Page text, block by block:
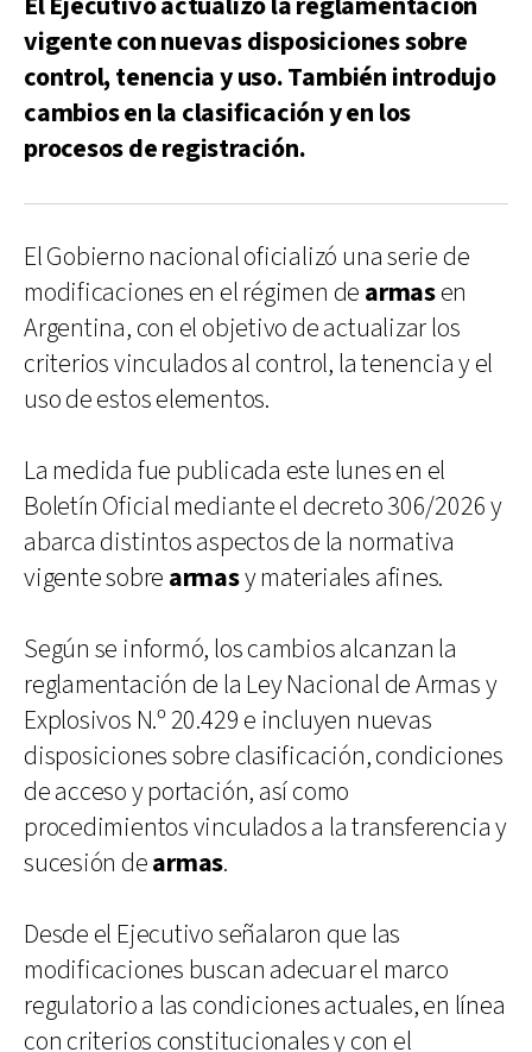
vigente con nuevas disposiciones sobre
control, tenencia y uso. También introdujo
cambios en la clasificación y en los
procesos de registración.
El Gobierno nacional oficializó una serie de
modificaciones en el régimen de armasen
Argentina, con el objetivo de actualizar los
criterios vinculados al control, la tenencia y el
uso de estos elementos.
La medida fue publicada este lunes en el
Boletín Oficial mediante el decreto 306/2026 y
abarca distintos aspectos de la normativa
vigente sobre armasy materiales afines.
Según se informó, los cambios alcanzan la
reglamentación de la Ley Nacional de Armas y
Explosivos N.º 20.429 e incluyen nuevas
disposiciones sobre clasificación, condiciones
de acceso y portación, así como
procedimientos vinculados a la transferencia y
sucesión dearmas.
Desde el Ejecutivo señalaron que las
modificaciones buscan adecuar el marco
regulatorio a las condiciones actuales, en línea
con criterios constitucionales y con el